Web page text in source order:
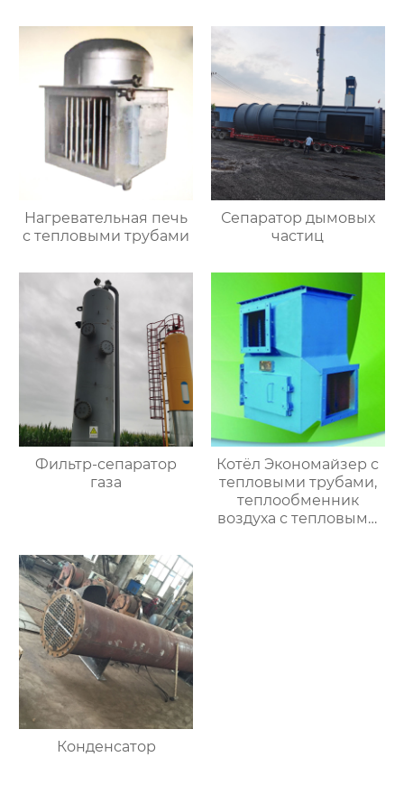
Нагревательная печь
с тепловыми трубами
Сепаратор дымовых
частиц
Фильтр-сепаратор
газа
Котёл Экономайзер с
тепловыми трубами,
теплообменник
воздуха с тепловыми
Конденсатор